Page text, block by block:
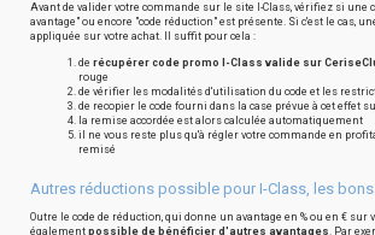
Avant de valider votre commande sur le site I-Class, vérifiez si une
avantage" ou encore "code réduction" est présente. Si c'est le cas,
appliquée sur votre achat. Il suffit pour cela :
de récupérer code promo I-Class valide sur
rouge
de vérifier les modalités d'utilisation du code et les
de recopier le code fourni dans la case prévue à cet effet
la remise accordée est alors calculée automatiquement
il ne vous reste plus qu'à régler votre commande en
remisé
Autres réductions possible pour I-Class, les
Outre le code de réduction, qui donne un avantage en % ou en € sur
également possible de bénéficier d'autres avantages. Par